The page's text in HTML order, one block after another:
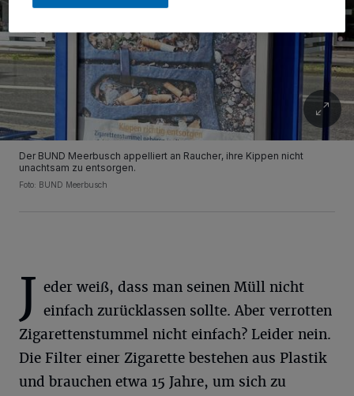
Der BUND Meerbusch appelliert an Raucher, ihre Kippen nicht
unachtsam zu entsorgen.
Foto: BUND Meerbusch
J eder weiß, dass man seinen Müll nicht
einfach zurücklassen sollte. Aber verrotten
Zigarettenstummel nicht einfach? Leider nein.
Die Filter einer Zigarette bestehen aus Plastik
und brauchen etwa 15 Jahre, um sich zu